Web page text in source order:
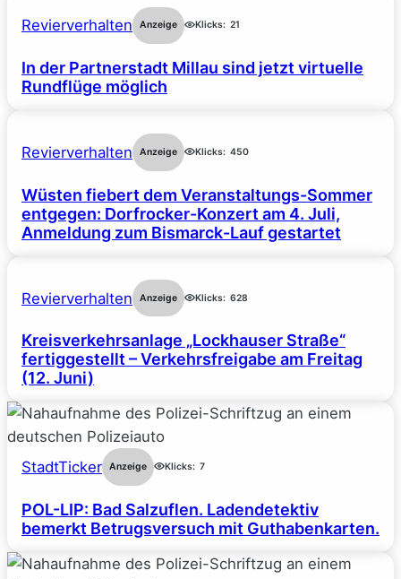
Revierverhalten Anzeige Klicks: 21
In der Partnerstadt Millau sind jetzt virtuelle
Rundflüge möglich
Revierverhalten Anzeige Klicks: 450
Wüsten fiebert dem Veranstaltungs-Sommer
entgegen: Dorfrocker-Konzert am 4. Juli,
Anmeldung zum Bismarck-Lauf gestartet
Revierverhalten Anzeige Klicks: 628
Kreisverkehrsanlage „Lockhauser Straße“
fertiggestellt – Verkehrsfreigabe am Freitag
(12. Juni)
StadtTicker Anzeige Klicks: 7
POL-LIP: Bad Salzuflen. Ladendetektiv
bemerkt Betrugsversuch mit Guthabenkarten.